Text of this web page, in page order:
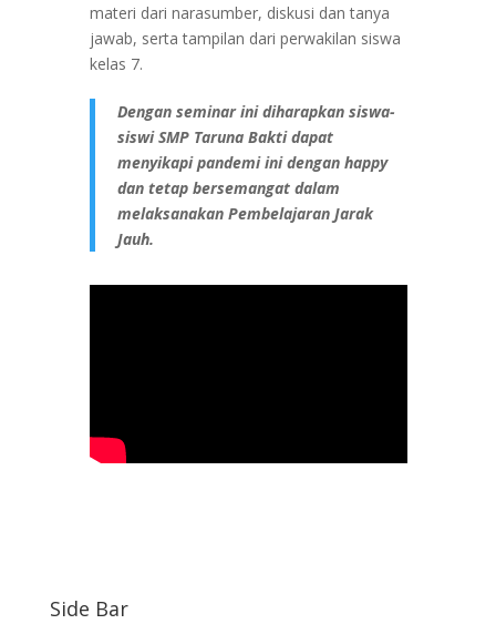
materi dari narasumber, diskusi dan tanya
jawab, serta tampilan dari perwakilan siswa
kelas 7.
Dengan seminar ini diharapkan siswa-
siswi SMP Taruna Bakti dapat
menyikapi pandemi ini dengan happy
dan tetap bersemangat dalam
melaksanakan Pembelajaran Jarak
Jauh.
Side Bar